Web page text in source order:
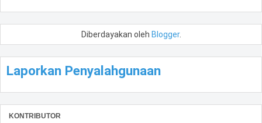
Diberdayakan oleh Blogger.
Laporkan Penyalahgunaan
KONTRIBUTOR